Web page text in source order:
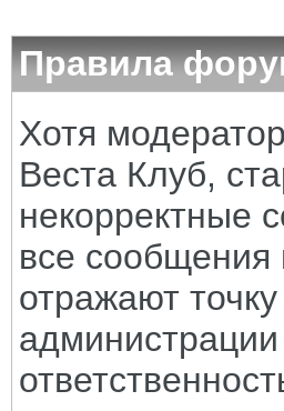
Правила
Хотя
Веста Клуб,
некорректные
все
отражают